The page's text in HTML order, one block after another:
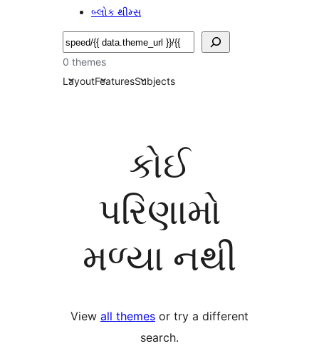
બ્લોક થીમ્સ
શોધો
0 themes
LayoutFeaturesSubjects
કોઈ
પરિણામો
મળ્યા નથી
View all themes or try a different
search.